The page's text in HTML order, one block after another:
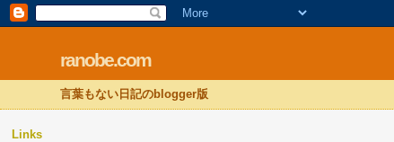
ranobe.com
言葉もない日記のblogger版
Links